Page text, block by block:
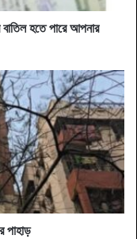
বাতিল হতে পারে আপনার
পাহাড়